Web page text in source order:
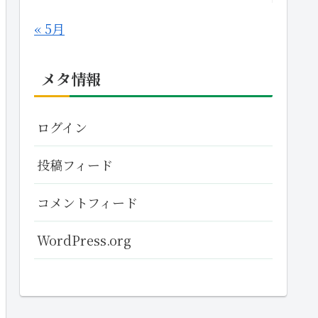
« 5月
メタ情報
ログイン
投稿フィード
コメントフィード
WordPress.org